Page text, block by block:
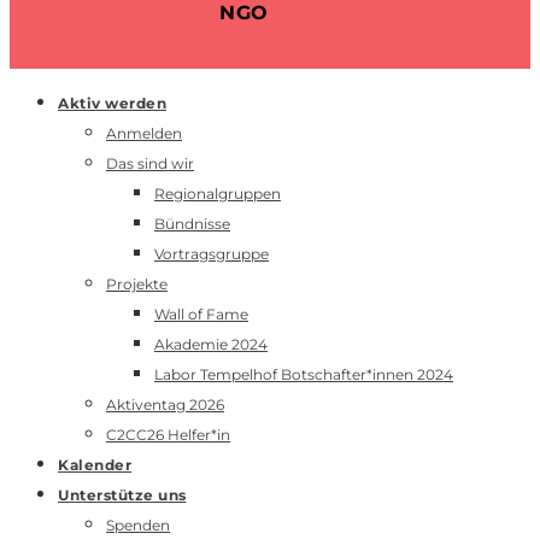
NGO
Aktiv werden
Anmelden
Das sind wir
Regionalgruppen
Bündnisse
Vortragsgruppe
Projekte
Wall of Fame
Akademie 2024
Labor Tempelhof Botschafter*innen 2024
Aktiventag 2026
C2CC26 Helfer*in
Kalender
Unterstütze uns
Spenden